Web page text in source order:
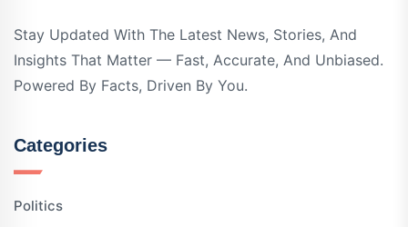
Stay Updated With The Latest News, Stories, And
Insights That Matter — Fast, Accurate, And Unbiased.
Powered By Facts, Driven By You.
Categories
Politics